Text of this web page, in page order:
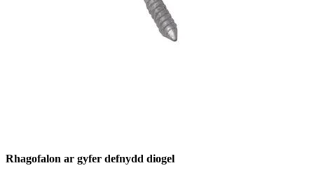
Rhagofalon ar gyfer defnydd diogel